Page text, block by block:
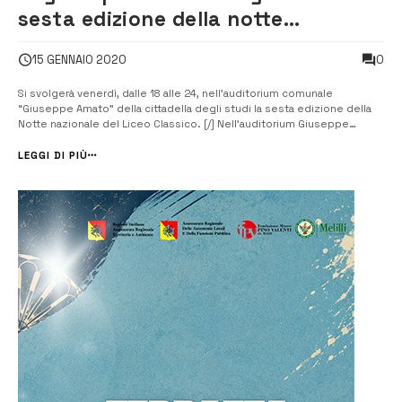
sesta edizione della notte
15 GENNAIO 2020 0
Si svolgerà venerdì, dalle 18 alle 24, nell’auditorium comunale
“Giuseppe Amato” della cittadella degli studi la sesta edizione della
Notte nazionale del Liceo Classico. [/] Nell’auditorium Giuseppe
Augusta, diretto da Renato Santoro, venerdì 17 gennaio,...
LEGGI DI PIÙ